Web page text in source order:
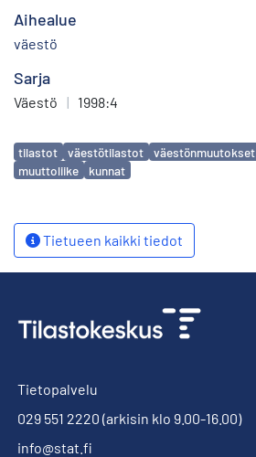
Aihealue
väestö
Sarja
Väestö | 1998:4
Avainsanat
tilastot väestötilastot väestönmuutokset
muuttoliike
kunnat
Tietueen kaikki tiedot
Tietopalvelu
029 551 2220 (arkisin klo 9.00-16.00)
info@stat.fi